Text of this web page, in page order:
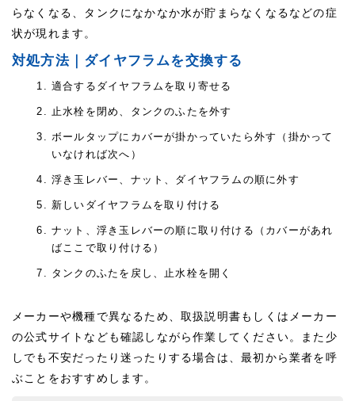
らなくなる、タンクになかなか水が貯まらなくなるなどの症
状が現れます。
対処方法｜ダイヤフラムを交換する
適合するダイヤフラムを取り寄せる
止水栓を閉め、タンクのふたを外す
ボールタップにカバーが掛かっていたら外す（掛かって
いなければ次へ）
浮き玉レバー、ナット、ダイヤフラムの順に外す
新しいダイヤフラムを取り付ける
ナット、浮き玉レバーの順に取り付ける（カバーがあれ
ばここで取り付ける）
タンクのふたを戻し、止水栓を開く
メーカーや機種で異なるため、取扱説明書もしくはメーカー
の公式サイトなども確認しながら作業してください。また少
しでも不安だったり迷ったりする場合は、最初から業者を呼
ぶことをおすすめします。